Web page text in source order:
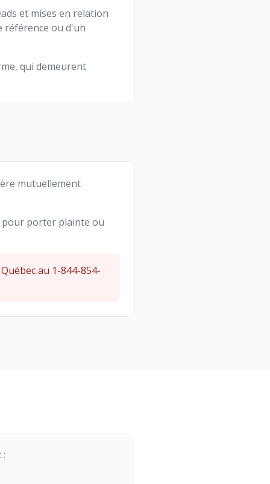
et mises en relation
référence ou d'un
qui demeurent
mutuellement
pour porter plainte ou
au 1-844-854-